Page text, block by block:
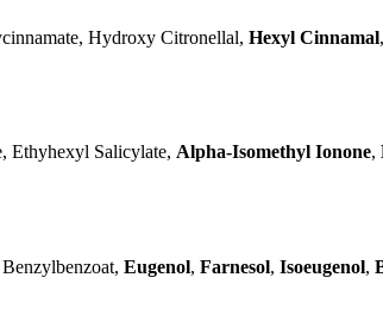
Hydroxy Citronellal, Hexyl Cinnamal
Ethyhexyl Salicylate, Alpha-Isomethyl Ionone,
Benzylbenzoat, Eugenol, Farnesol, Isoeugenol,